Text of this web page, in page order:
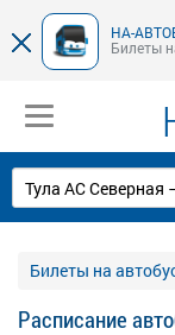
НА-
Билеты
Билеты на
Расписание